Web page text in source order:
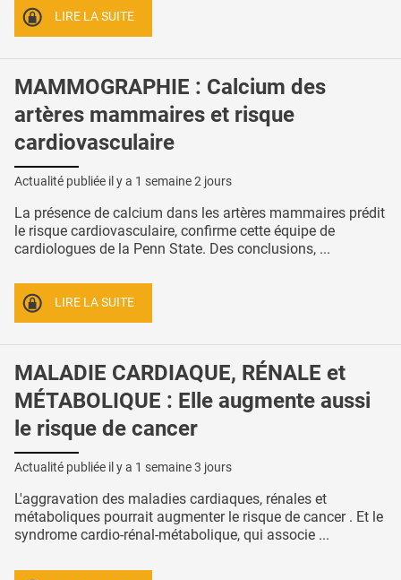
LIRE LA SUITE
MAMMOGRAPHIE : Calcium des
artères mammaires et risque
cardiovasculaire
Actualité publiée il y a 1 semaine 2 jours
La présence de calcium dans les artères mammaires prédit
le risque cardiovasculaire, confirme cette équipe de
cardiologues de la Penn State. Des conclusions, ...
LIRE LA SUITE
MALADIE CARDIAQUE, RÉNALE et
MÉTABOLIQUE : Elle augmente aussi
le risque de cancer
Actualité publiée il y a 1 semaine 3 jours
L'aggravation des maladies cardiaques, rénales et
métaboliques pourrait augmenter le risque de cancer . Et le
syndrome cardio-rénal-métabolique, qui associe ...